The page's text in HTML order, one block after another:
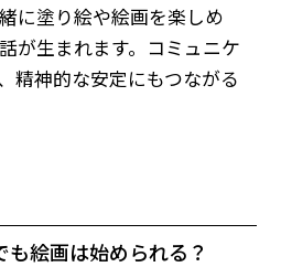
に塗り絵や絵画を楽しめ
が生まれます。コミュニケ
精神的な安定にもつながる
絵画は始められる？